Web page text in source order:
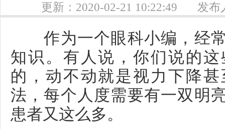
更新：2020-02-21 10:22:49 发布
作为一个眼科小编，经
知识。有人说，你们说的
的，动不动就是视力下降
法，每个人度需要有一双明
患者又这么多。